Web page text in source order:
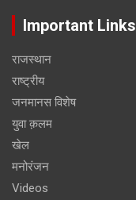
Important Links
राजस्थान
राष्ट्रीय
जनमानस विशेष
युवा क़लम
खेल
मनोरंजन
Videos